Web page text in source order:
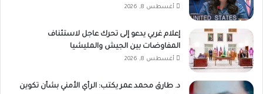
أغسطس 8, 2026
إعلام غربي يدعو إلى تحرك عاجل لاستئناف
المفاوضات بين الجيش والمليشيا
أغسطس 8, 2026
د. طارق محمد عمر يكتب: الرأي الأمني بشأن تكوين